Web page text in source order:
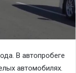
В автопробеге
автомобилях.